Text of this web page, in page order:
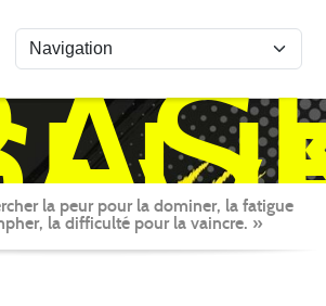
la peur pour la dominer, la fatigue
la difficulté pour la vaincre. »
cookies